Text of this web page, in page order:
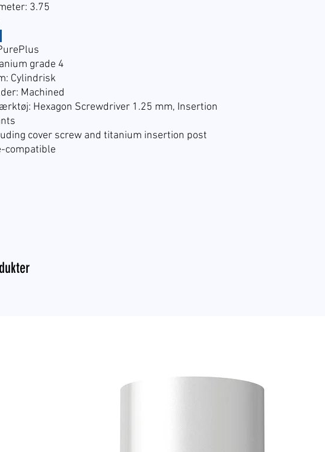
3.75
grade 4
Cylindrisk
Machined
Hexagon Screwdriver 1.25 mm, Insertion
cover screw and titanium insertion post
compatible